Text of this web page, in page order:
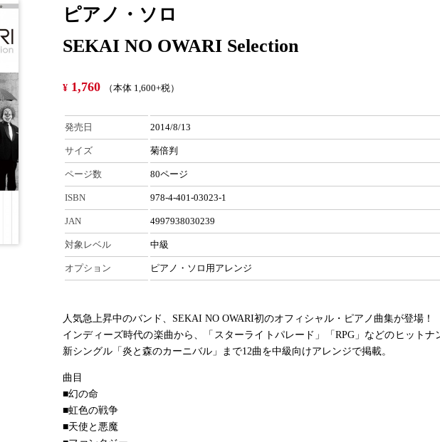
ピアノ・ソロ
SEKAI NO OWARI Selection
¥ 1,760 （本体 1,600+税）
発売日 2014/8/13
サイズ 菊倍判
ページ数 80ページ
ISBN 978-4-401-03023-1
JAN 4997938030239
対象レベル 中級
オプション ピアノ・ソロ用アレンジ
人気急上昇中のバンド、SEKAI NO OWARI初のオフィシャル・ピアノ曲集が登場！
インディーズ時代の楽曲から、「スターライトパレード」「RPG」などのヒットナ
新シングル「炎と森のカーニバル」まで12曲を中級向けアレンジで掲載。
曲目
■幻の命
■虹色の戦争
■天使と悪魔